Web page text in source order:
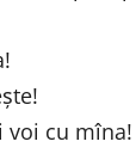
voi cu mîna!